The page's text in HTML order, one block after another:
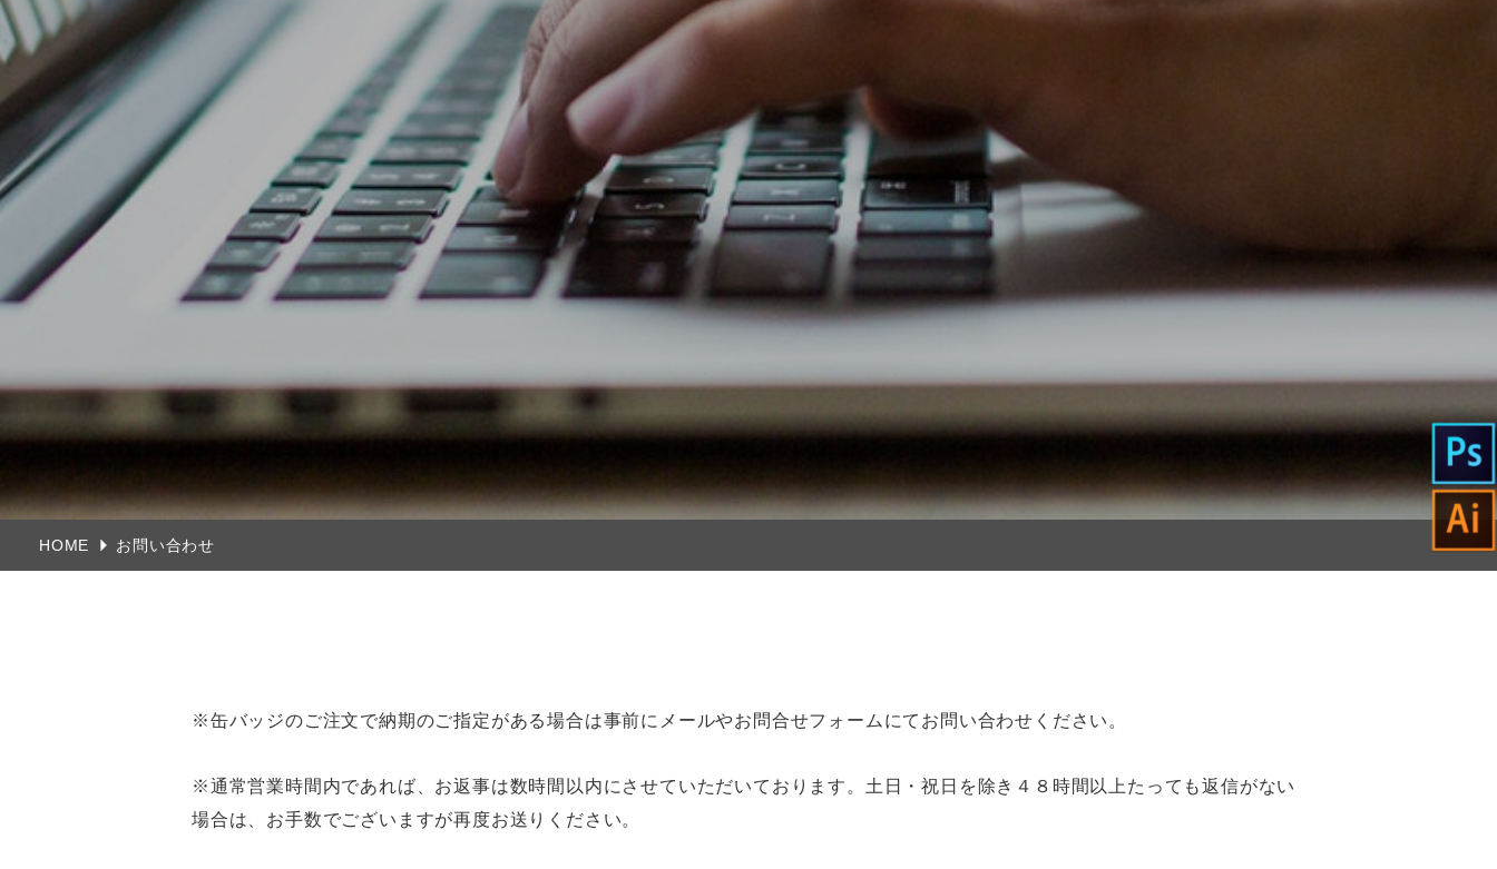
HOME お問い合わせ
※缶バッジのご注文で納期のご指定がある場合は事前にメールやお問合せフォームにてお問い合わせください。
※通常営業時間内であれば、お返事は数時間以内にさせていただいております。土日・祝日を除き４８時間以上たっても返信がない
場合は、お手数でございますが再度お送りください。